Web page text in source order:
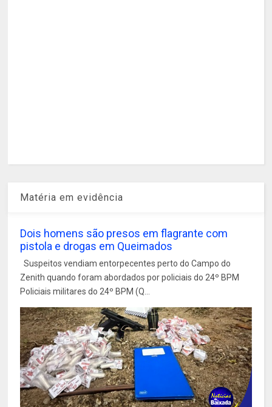
Matéria em evidência
Dois homens são presos em flagrante com
pistola e drogas em Queimados
Suspeitos vendiam entorpecentes perto do Campo do
Zenith quando foram abordados por policiais do 24º BPM
Policiais militares do 24º BPM (Q...